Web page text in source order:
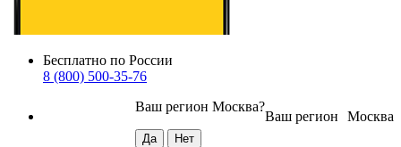
Бесплатно по России
8 (800) 500-35-76
Москва
Ваш регион
Ваш регион Москва?